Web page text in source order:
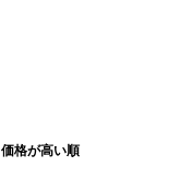
価格が高い順